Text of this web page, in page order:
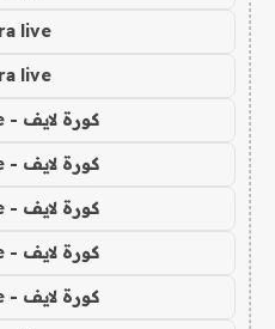
live
live
كورة لايف - koora live
كورة لايف - koora live
كورة لايف - koora live
كورة لايف - koora live
كورة لايف - koora live